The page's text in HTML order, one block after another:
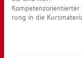
rung in die